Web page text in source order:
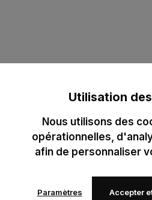
Utilisation
Nous utilisons des
opérationnelles,
afin de personnaliser
Paramètres Accepter